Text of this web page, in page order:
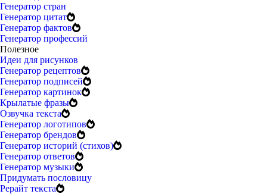
Генератор стран
Генератор цитат
Генератор фактов
Генератор профессий
Полезное
Идеи для рисунков
Генератор рецептов
Генератор подписей
Генератор картинок
Крылатые фразы
Озвучка текста
Генератор логотипов
Генератор брендов
Генератор историй (стихов)
Генератор ответов
Генератор музыки
Придумать пословицу
Рерайт текста